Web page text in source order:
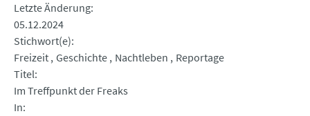
Letzte Änderung
05.12.2024
Stichwort(e)
Freizeit Geschichte Nachtleben
Reportage
Titel
Im Treffpunkt der Freaks
In